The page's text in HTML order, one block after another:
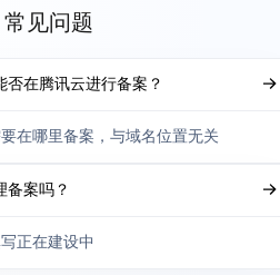
常见问题
在腾讯云进行备案？
在哪里备案，与域名位置无关
备案吗？
正在建设中